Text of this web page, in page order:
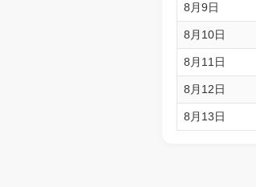
8月9日
8月10日
8月11日
8月12日
8月13日